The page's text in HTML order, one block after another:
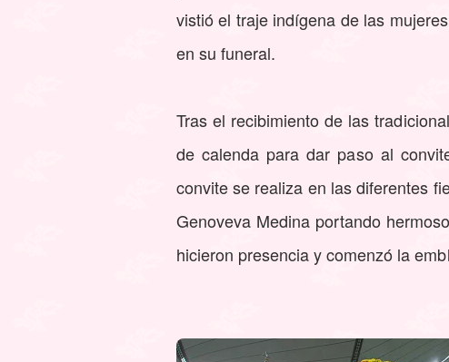
vistió el traje indígena de las
en su funeral.
Tras el recibimiento de las
de calenda para dar paso al
convite se realiza en las diferentes
Genoveva Medina portando
hicieron presencia y comenzó la